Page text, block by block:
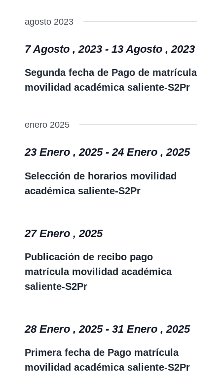
agosto 2023
Segunda fecha de Pago de matrícula
movilidad académica saliente-S2Pr
7 Agosto , 2023- 13 Agosto , 2023
enero 2025
Selección de horarios movilidad
académica saliente-S2Pr
23 Enero , 2025-24 Enero , 2025
Publicación de recibo pago
matrícula movilidad académica
saliente-S2Pr
27 Enero , 2025
Primera fecha de Pago matrícula
movilidad académica saliente-S2Pr
28 Enero , 2025- 31 Enero , 2025